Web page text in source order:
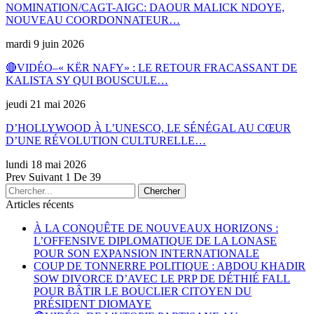
NOMINATION/CAGT-AIGC: DAOUR MALICK NDOYE,
NOUVEAU COORDONNATEUR…
mardi 9 juin 2026
🔴VIDÉO–« KËR NAFY» : LE RETOUR FRACASSANT DE
KALISTA SY QUI BOUSCULE…
jeudi 21 mai 2026
D’HOLLYWOOD À L’UNESCO, LE SÉNÉGAL AU CŒUR
D’UNE RÉVOLUTION CULTURELLE…
lundi 18 mai 2026
Prev Suivant 1 De 39
Articles récents
À LA CONQUÊTE DE NOUVEAUX HORIZONS :
L’OFFENSIVE DIPLOMATIQUE DE LA LONASE
POUR SON EXPANSION INTERNATIONALE
COUP DE TONNERRE POLITIQUE : ABDOU KHADIR
SOW DIVORCE D’AVEC LE PRP DE DÉTHIÉ FALL
POUR BÂTIR LE BOUCLIER CITOYEN DU
PRÉSIDENT DIOMAYE